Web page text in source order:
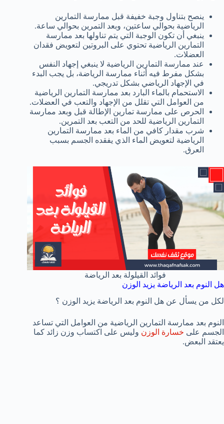
ينصح بتناول وجبة خفيفة قبل ممارسة التمارين
الرياضية بحوالي ساعتين، وبعد التمرين بحوالي ساعة.
ينبغي أن تكون الوجبة التي يتم تناولها بعد ممارسة
التمارين الرياضية تحتوي على البروتين لتعويض فقدان
العضلات.
عند ممارسة التمارين الرياضية لا ينبغي إجهاد النفس
بشكل مفرط فيه أثناء ممارسة الرياضة، بل يجب البدء
في الإجهاد الرياضي بشكل تدريجي.
الاستحمام بالماء البارد بعد ممارسة التمارين الرياضية
من العوامل التي تقلل من الإجهاد والتعب في العضلات.
الحرص على ممارسة تمارين الإطالة قبل وبعد ممارسة
التمارين الرياضية للحد من التعب بعد التمرين.
شرب مقدار كافي من الماء بعد ممارسة التمارين
الرياضية لتعويض الماء الذي يفقده الجسم بسبب
العرق.
فوائد القيلولة بعد الرياضة
هل النوم بعد الرياضة يزيد الوزن
لكل من يسأل عن هل النوم بعد الرياضة يزيد الوزن ؟
النوم بعد ممارسة التمارين الرياضية من العوامل التي تساعد
الجسم على خسارة الوزن وليس على اكتساب وزن زائد كما
يعتقد البعض.